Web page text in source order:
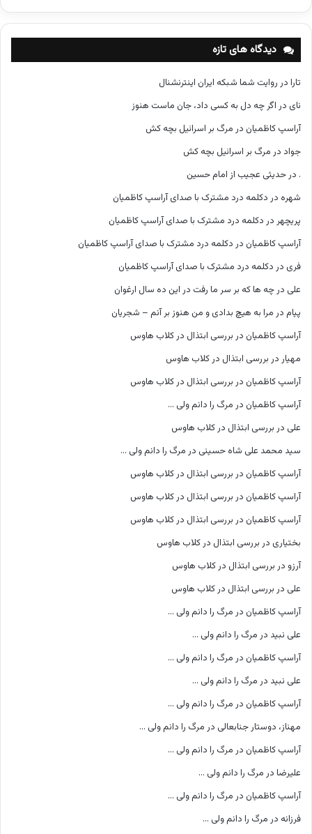
ت
ه‌
ه
دیدگاه های تازه
تارا در روایت شما شبکه ایران اینترنشنال
نای در اگر چه دل به کسی داد، جان ماست هنوز
آراسپ کاظمیان در مرگ بر اسرائیل بچه کش
جواد در مرگ بر اسرائیل بچه کش
. در حدیثی عجیب از امام حسین
شهره در دکلمه درد مشترک با صدای آراسپ کاظمیان
پریچهر در دکلمه درد مشترک با صدای آراسپ کاظمیان
آراسپ کاظمیان در دکلمه درد مشترک با صدای آراسپ کاظمیان
فری در دکلمه درد مشترک با صدای آراسپ کاظمیان
علی در چه ها که بر سر ما رفت در این ده سال ارغوان
پیام در مرا به هیچ بدادی و من هنوز بر آنم – شجریان
آراسپ کاظمیان در بررسی ابتذال در کلاب هاوس
مهیار در بررسی ابتذال در کلاب هاوس
آراسپ کاظمیان در بررسی ابتذال در کلاب هاوس
آراسپ کاظمیان در مرگ را دانم ولی …
علی در بررسی ابتذال در کلاب هاوس
سید محمد علی شاه حسینی در مرگ را دانم ولی …
آراسپ کاظمیان در بررسی ابتذال در کلاب هاوس
آراسپ کاظمیان در بررسی ابتذال در کلاب هاوس
آراسپ کاظمیان در بررسی ابتذال در کلاب هاوس
بختیاری در بررسی ابتذال در کلاب هاوس
آرزو در بررسی ابتذال در کلاب هاوس
علی در بررسی ابتذال در کلاب هاوس
آراسپ کاظمیان در مرگ را دانم ولی …
علی نبید در مرگ را دانم ولی …
آراسپ کاظمیان در مرگ را دانم ولی …
علی نبید در مرگ را دانم ولی …
آراسپ کاظمیان در مرگ را دانم ولی …
مهناز، دوستار جنابعالی در مرگ را دانم ولی …
آراسپ کاظمیان در مرگ را دانم ولی …
علیرضا در مرگ را دانم ولی …
آراسپ کاظمیان در مرگ را دانم ولی …
فرزانه در مرگ را دانم ولی …